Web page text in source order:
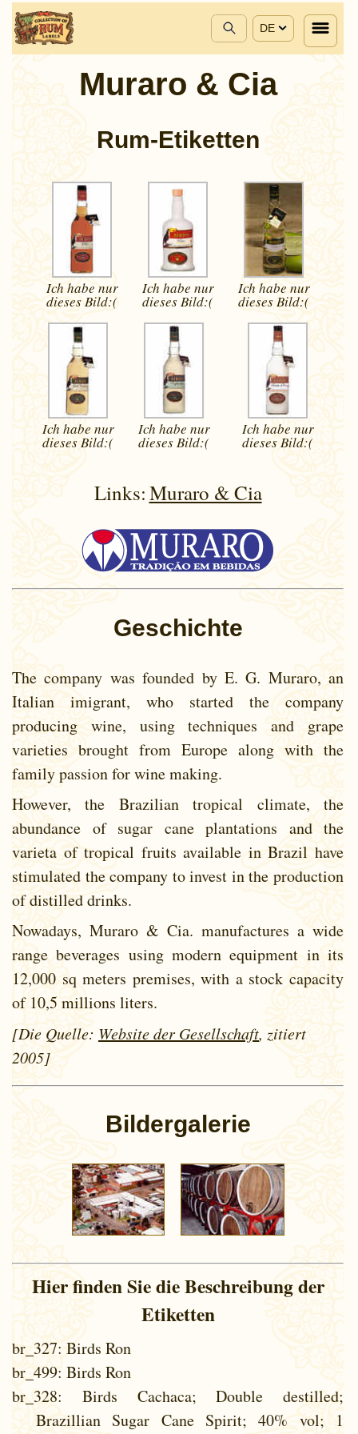
DE
Muraro & Cia
Rum-Etiketten
Ich habe nur
diesesBild:(
Ich habe nur
diesesBild:(
Ich habe nur
diesesBild:(
Ich habe nur
diesesBild:(
Ich habe nur
diesesBild:(
Ich habe nur
diesesBild:(
Links:Muraro & Cia
Geschichte
The company was founded by E. G. Muraro, an
Italian imigrant, who started the company
producing wine, using techniques and grape
varieties brought from Europe along with the
family passion for wine making.
However, the Brazilian tropical climate, the
abundance of sugar cane plantations and the
varieta of tropical fruits available in Brazil have
stimulated the company to invest in the production
of distilled drinks.
Nowadays, Muraro & Cia. manufactures a wide
range beverages using modern equipment in its
12,000 sq meters premises, with a stock capacity
of 10,5 millions liters.
[Die Quelle: Website der Gesellschaft, zitiert
2005]
Bildergalerie
Hier finden Sie die Beschreibung der
Etiketten
br_327: Birds Ron
br_499: Birds Ron
br_328: Birds Cachaca; Double destilled;
Brazillian Sugar Cane Spirit; 40% vol; 1